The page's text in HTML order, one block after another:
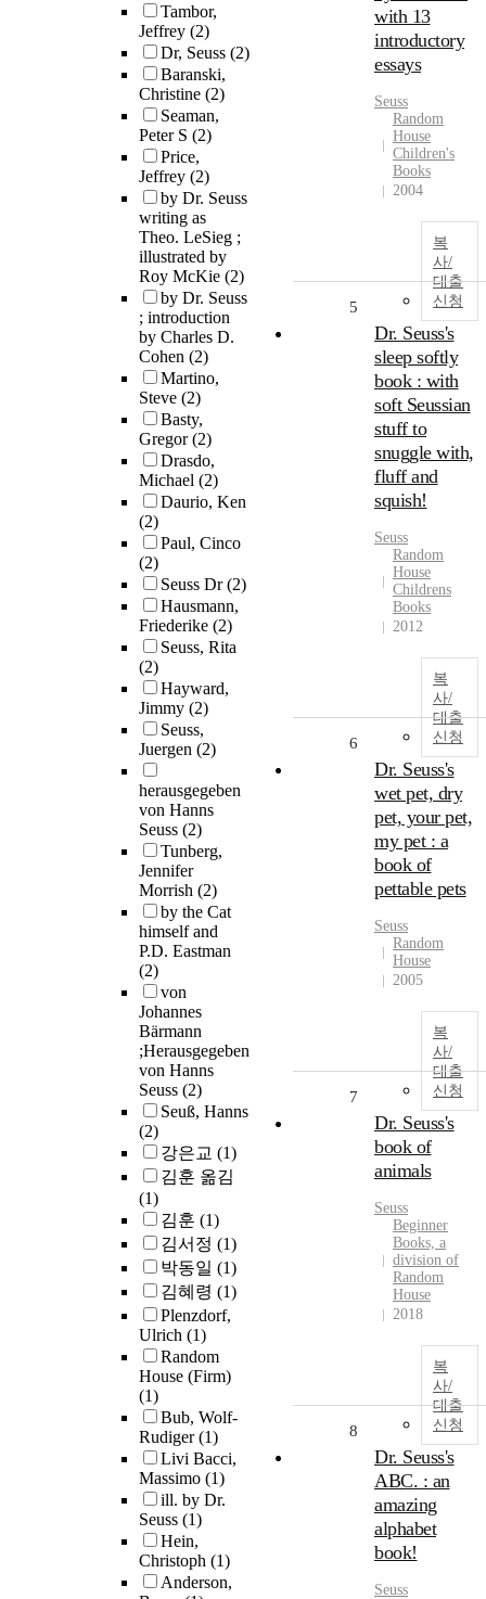
Tambor,
Jeffrey (2)
Dr, Seuss (2)
Baranski,
Christine (2)
Seaman,
Peter S (2)
Price,
Jeffrey (2)
by Dr. Seuss
writing as
Theo. LeSieg ;
illustrated by
Roy McKie (2)
by Dr. Seuss
; introduction
by Charles D.
Cohen (2)
Martino,
Steve (2)
Basty,
Gregor(2)
Drasdo,
Michael (2)
Daurio, Ken
(2)
Paul, Cinco
(2)
Seuss Dr(2)
Hausmann,
Friederike (2)
Seuss, Rita
(2)
Hayward,
Jimmy (2)
Seuss,
Juergen (2)
herausgegeben
von Hanns
Seuss (2)
Tunberg,
Jennifer
Morrish (2)
by the Cat
himself and
P.D. Eastman
(2)
von
Johannes
Bärmann
;Herausgegeben
von Hanns
Seuss (2)
Seuß, Hanns
(2)
강은교 (1)
김훈 옮김
(1)
김훈 (1)
김서정 (1)
박동일 (1)
김혜령 (1)
Plenzdorf,
Ulrich (1)
Random
House (Firm)
(1)
Bub, Wolf-
Rudiger(1)
Livi Bacci,
Massimo (1)
ill. by Dr.
Seuss (1)
Hein,
Christoph (1)
Anderson,
with 13
introductory
essays
Seuss
Random
House
Children's
Books
2004
복
사/
대출
신청
5
Dr. Seuss's
sleep softly
book : with
soft Seussian
stuff to
snuggle with,
fluff and
squish!
Seuss
Random
House
Childrens
Books
2012
복
사/
대출
신청
6
Dr. Seuss's
wet pet, dry
pet, your pet,
my pet : a
book of
pettable pets
Seuss
Random
House
2005
복
사/
대출
신청
7
Dr. Seuss's
book of
animals
Seuss
Beginner
Books, a
division of
Random
House
2018
복
사/
대출
신청
8
Dr. Seuss's
ABC. : an
amazing
alphabet
book!
Seuss